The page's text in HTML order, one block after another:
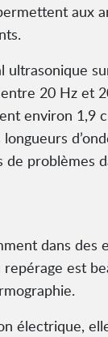
aux
ultrasonique
20 Hz et
environ 1,9
problèmes
dans des
est
électrique,